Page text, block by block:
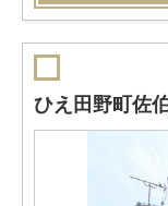
ひえ田野町佐